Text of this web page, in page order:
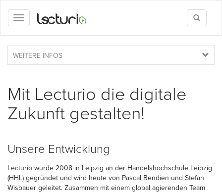
Toggle
navigation
Toggle
search
WEITERE INFOS
Mit Lecturio die digitale
Zukunft gestalten!
Unsere Entwicklung
Lecturio wurde 2008 in Leipzig an der Handelshochschule Leipzig
(HHL) gegründet und wird heute von Pascal Bendien und Stefan
Wisbauer geleitet. Zusammen mit einem global agierenden Team